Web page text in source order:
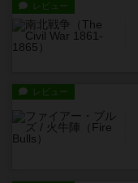
レビュー
レビュー